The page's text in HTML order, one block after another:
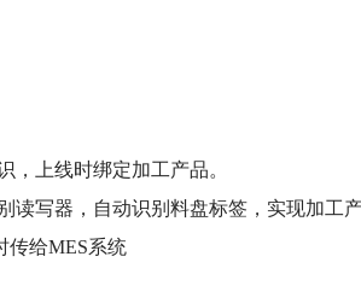
，上线时绑定加工产品。
读写器，自动识别料盘标签，实现加工
传给MES系统